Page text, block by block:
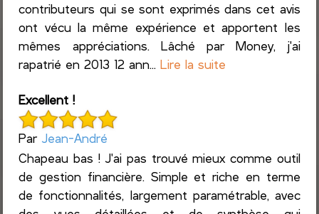
contributeurs qui se sont exprimés dans cet avis
ont vécu la même expérience et apportent les
mêmes appréciations. Lâché par Money, j'ai
rapatrié en 2013 12 ann...Lire la suite
Excellent !
Par Jean-André
Chapeau bas ! J'ai pas trouvé mieux comme outil
de gestion financière. Simple et riche en terme
de fonctionnalités, largement paramétrable, avec